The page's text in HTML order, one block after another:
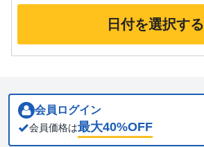
日付を選択する
会員ログイン
会員価格は最大40%OFF